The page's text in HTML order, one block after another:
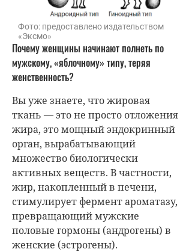
Фото: предоставлено издательством
«Эксмо»
Почему женщины начинают полнеть по
мужскому, «яблочному» типу, теряя
женственность?
Вы уже знаете, что жировая
ткань — это не просто отложения
жира, это мощный эндокринный
орган, вырабатывающий
множество биологически
активных веществ. В частности,
жир, накопленный в печени,
стимулирует фермент ароматазу,
превращающий мужские
половые гормоны (андрогены) в
женские (эстрогены).